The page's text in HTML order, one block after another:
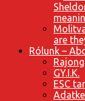
are
Rólunk –
GY.I.K.
ESC